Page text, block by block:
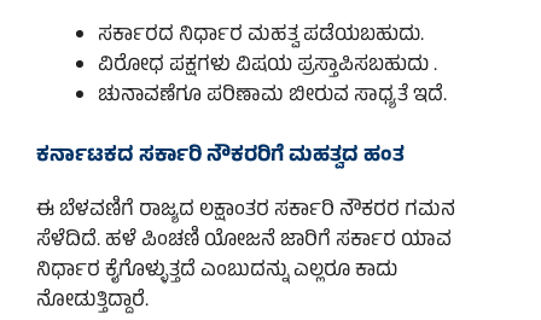
ಸರ್ಕಾರದ ನಿರ್ಧಾರ ಮಹತ್ವ ಪಡೆಯಬಹುದು.
ವಿರೋಧ ಪಕ್ಷಗಳು ವಿಷಯ ಪ್ರಸ್ತಾಪಿಸಬಹುದು .
ಚುನಾವಣೆಗೂ ಪರಿಣಾಮ ಬೀರುವ ಸಾಧ್ಯತೆ ಇದೆ.
ಕರ್ನಾಟಕದ ಸರ್ಕಾರಿ ನೌಕರರಿಗೆ ಮಹತ್ವದ ಹಂತ
ಈ ಬೆಳವಣಿಗೆ ರಾಜ್ಯದ ಲಕ್ಷಾಂತರ ಸರ್ಕಾರಿ ನೌಕರರ ಗಮನ
ಸೆಳೆದಿದೆ. ಹಳೆ ಪಿಂಚಣಿ ಯೋಜನೆ ಜಾರಿಗೆ ಸರ್ಕಾರ ಯಾವ
ನಿರ್ಧಾರ ಕೈಗೊಳ್ಳುತ್ತದೆ ಎಂಬುದನ್ನು ಎಲ್ಲರೂ ಕಾದು
ನೋಡುತ್ತಿದ್ದಾರೆ.